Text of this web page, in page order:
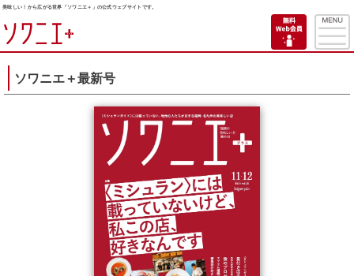
美味しい！から広がる世界「ソワニエ＋」の公式ウェブサイトです。
ソワニエ＋最新号